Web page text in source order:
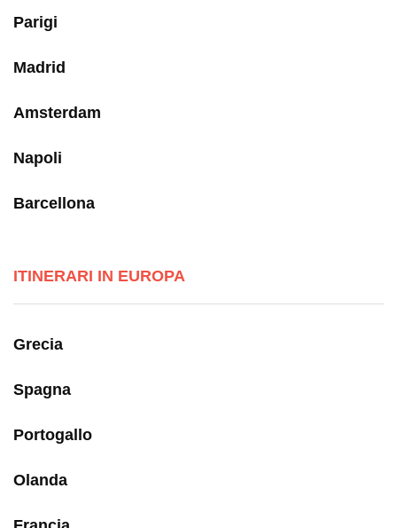
Parigi
Madrid
Amsterdam
Napoli
Barcellona
ITINERARI IN EUROPA
Grecia
Spagna
Portogallo
Olanda